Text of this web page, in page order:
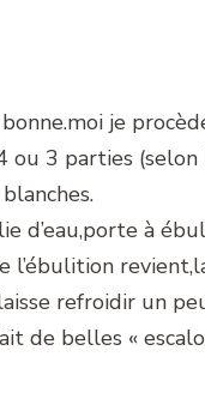
je
ou 3 parties
d’eau,porte à
l’ébulition
refroidir un
de belles «